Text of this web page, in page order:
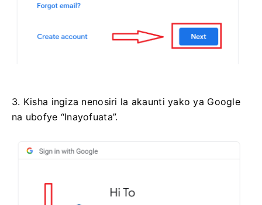
3. Kisha ingiza nenosiri la akaunti yako ya Google
na ubofye “Inayofuata”.